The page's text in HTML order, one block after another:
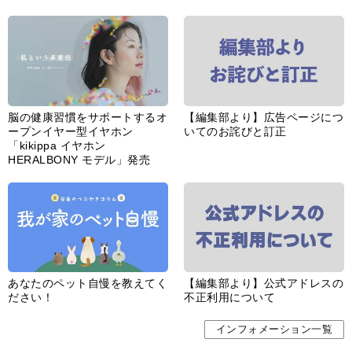
脳の健康習慣をサポートするオ
ープンイヤー型イヤホン
「kikippa イヤホン
HERALBONY モデル」発売
【編集部より】広告ページにつ
いてのお詫びと訂正
あなたのペット自慢を教えてく
ださい！
【編集部より】公式アドレスの
不正利用について
インフォメーション一覧